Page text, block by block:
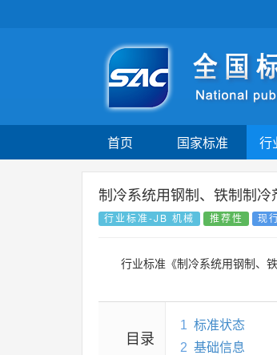
首页 国家标准 行
制冷系统用钢制、铁制制冷
行业标准-JB 机械 推荐性 现
行业标准《制冷系统用钢制、
目录
1 标准状态
2 基础信息